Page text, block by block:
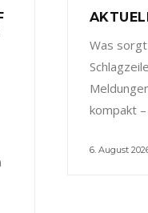
Was
kompakt –
6. August